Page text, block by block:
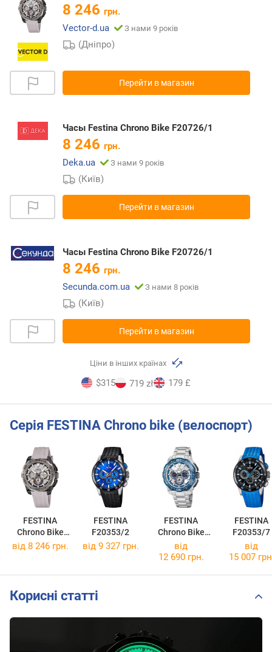
8 246 грн.
Vector-d.ua
З нами 9 років
(Дніпро)
Перейти в магазин
Часы Festina Chrono Bike F20726/1
8 246 грн.
Deka.ua
З нами 9 років
(Київ)
Перейти в магазин
Часы Festina Chrono Bike F20726/1
8 246 грн.
Secunda.com.ua
З нами 8 років
(Київ)
Перейти в магазин
Ціни в інших країнах
$315 719 zł 179 £
Серія FESTINA Chrono bike (велоспорт)
FESTINA
Chrono Bike
F20726/1
FESTINA
F20353/2
FESTINA
Chrono Bike
F20724/1
FESTINA
F20353/7
від 8 246 грн. від 9 327 грн.
від
12 690 грн.
від
15 007
Корисні статті